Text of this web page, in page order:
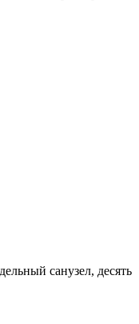
санузел, десять